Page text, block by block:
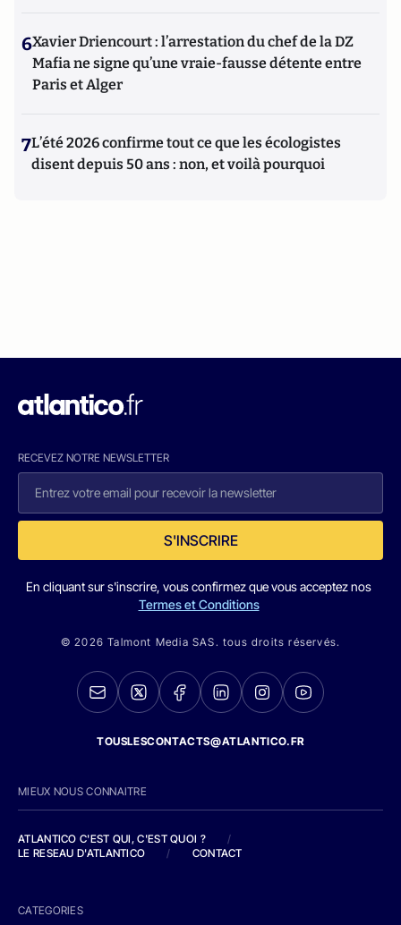
6Xavier Driencourt : l’arrestation du chef de la DZ
Mafia ne signe qu’une vraie-fausse détente entre
Paris et Alger
7L’été 2026 confirme tout ce que les écologistes
disent depuis 50 ans : non, et voilà pourquoi
RECEVEZ NOTRE NEWSLETTER
S'INSCRIRE
En cliquant sur s'inscrire, vous confirmez que vous acceptez nos
Termes et Conditions
© 2026 Talmont Media SAS. tous droits réservés.
TOUSLESCONTACTS@ATLANTICO.FR
MIEUX NOUS CONNAITRE
ATLANTICO C'EST QUI, C'EST QUOI ?
/
LE RESEAU D'ATLANTICO
/ CONTACT
CATEGORIES